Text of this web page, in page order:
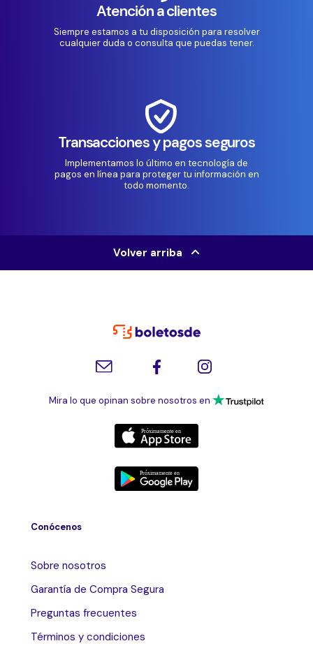
Atención a clientes
Siempre estamos a tu disposición para resolver
cualquier duda o consulta que puedas tener.
Transacciones y pagos seguros
Implementamos lo último en tecnología de
pagos en línea para proteger tu información en
todo momento.
Volver arriba
Mira lo que opinan sobre nosotros en
Conócenos
Sobre nosotros
Garantía de Compra Segura
Preguntas frecuentes
Términos y condiciones